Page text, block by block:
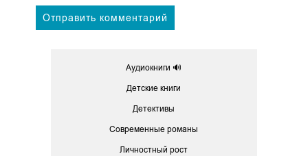
Аудиокниги 🔊
Детские книги
Детективы
Современные романы
Личностный рост